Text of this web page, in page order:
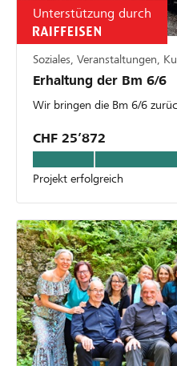
Unterstützung durch
Soziales, Veranstaltungen,
Erhaltung der Bm 6/6
Wir bringen die Bm 6/6
CHF 25’872
Projekt erfolgreich